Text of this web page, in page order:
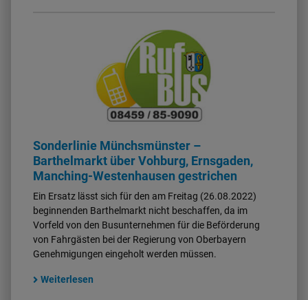
Sonderlinie Münchsmünster –
Barthelmarkt über Vohburg, Ernsgaden,
Manching-Westenhausen gestrichen
Ein Ersatz lässt sich für den am Freitag (26.08.2022)
beginnenden Barthelmarkt nicht beschaffen, da im
Vorfeld von den Busunternehmen für die Beförderung
von Fahrgästen bei der Regierung von Oberbayern
Genehmigungen eingeholt werden müssen.
Weiterlesen